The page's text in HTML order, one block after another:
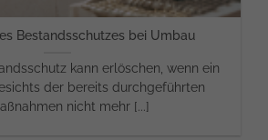
Bestandsschutzes bei Umbau
kann erlöschen, wenn ein
der bereits durchgeführten
nicht mehr [...]